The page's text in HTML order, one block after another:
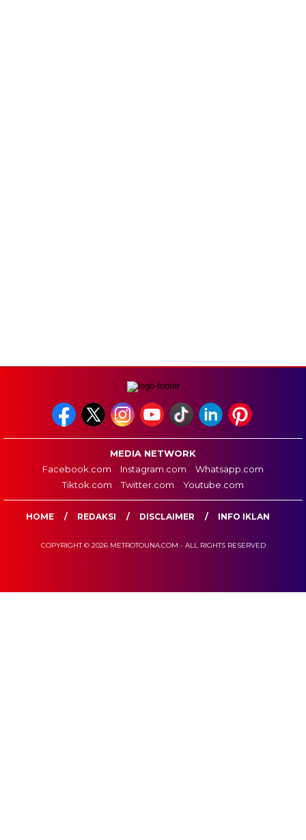
MEDIA NETWORK
Facebook.com
Instagram.com
Whatsapp.com
Tiktok.com
Twitter.com Youtube.com
HOME REDAKSI DISCLAIMER INFO IKLAN
COPYRIGHT © 2026 METROTOUNA.COM - ALL RIGHTS RESERVED